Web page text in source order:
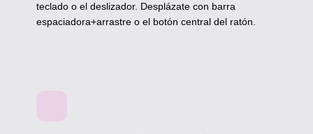
teclado o el deslizador. Desplázate con barra
espaciadora+arrastre o el botón central del ratón.